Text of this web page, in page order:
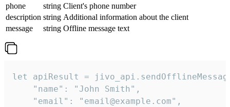
phone
string Client's phone number
description string Additional information about the client
message
string Offline message text
let apiResult =
    "name": "John Smith",
    "email": "email@example.com",